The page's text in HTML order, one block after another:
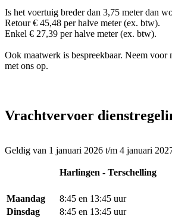
Is het voertuig breder dan 3,75 meter dan
Retour € 45,48 per halve meter (ex. btw).
Enkel € 27,39 per halve meter (ex. btw).
Ook maatwerk is bespreekbaar. Neem voor
met ons op.
Vrachtvervoer
Geldig van 1 januari 2026 t/m 4 januari
Harlingen - Terschelling
Maandag 8:45 en 13:45 uur
Dinsdag
8:45 en 13:45 uur